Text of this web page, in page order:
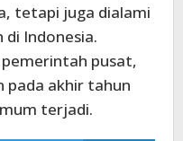
tetapi juga dialami
Indonesia.
pemerintah pusat,
pada akhir tahun
terjadi.